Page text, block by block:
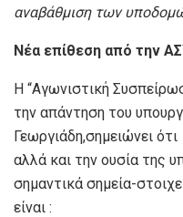
αναβάθμιση των
Νέα επίθεση από την
Η “Αγωνιστική
την απάντηση του
Γεωργιάδη,σημειώνει
αλλά και την ουσία της
σημαντικά σημεία-
είναι :